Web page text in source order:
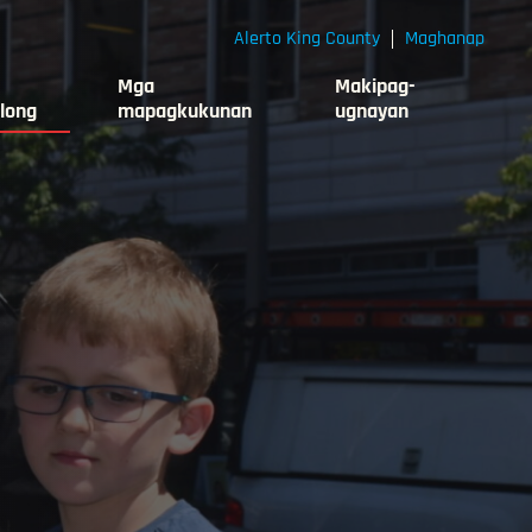
Mga
mapagkukunan
Makipag-
ugnayan
Alerto King County Maghanap